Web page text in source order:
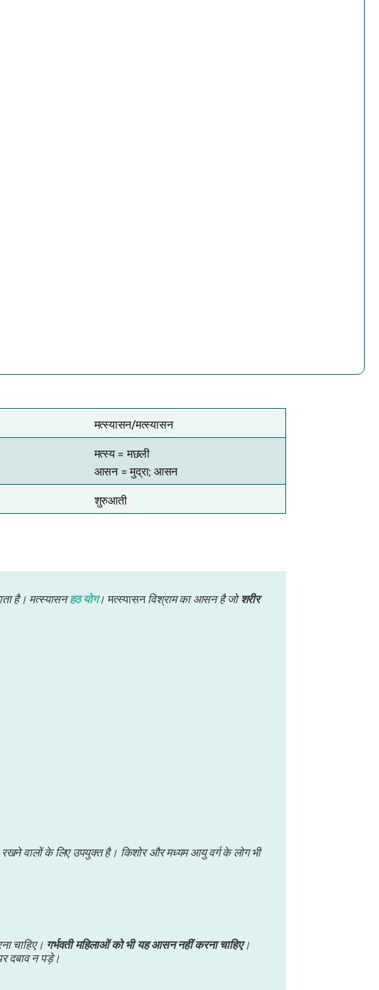
मत्स्यासन/मत्स्यासन
मत्स्य = मछली
आसन = मुद्रा; आसन
शुरुआती
है। मत्स्यासनहठ योग।मत्स्यासनविश्राम का आसन है जोशरीर
वालों के लिए उपयुक्त है। किशोर और मध्यम आयु वर्ग के लोग भी
चाहिए। गर्भवती महिलाओं को भी यह आसन नहीं करना चाहिए।
दबाव न पड़े।